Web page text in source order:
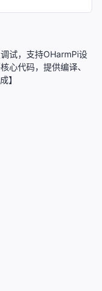
试，支持OHarmPi设
心代码，提供编译、
】